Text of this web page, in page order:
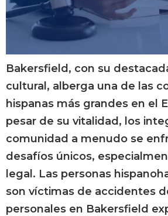
Bakersfield, con su
cultural, alberga una de las
hispanas más grandes en el
pesar de su vitalidad, los
comunidad a menudo se
desafíos únicos,
legal. Las personas
son víctimas de accidentes
personales en Bakersfield